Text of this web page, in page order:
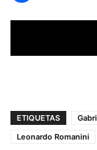
ETIQUETAS
Leonardo Romanini